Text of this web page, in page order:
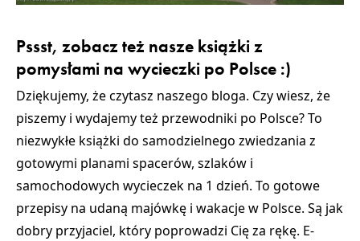
Pssst, zobacz też nasze książki z
pomysłami na wycieczki po Polsce :)
Dziękujemy, że czytasz naszego bloga. Czy wiesz, że
piszemy i wydajemy też przewodniki po Polsce? To
niezwykłe książki do samodzielnego zwiedzania z
gotowymi planami spacerów, szlaków i
samochodowych wycieczek na 1 dzień. To gotowe
przepisy na udaną majówkę i wakacje w Polsce. Są jak
dobry przyjaciel, który poprowadzi Cię za rękę. E-